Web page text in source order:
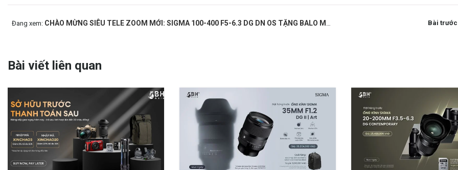
Đang xem: CHÀO MỪNG SIÊU TELE ZOOM MỚI: SIGMA 100-400 F5-6.3 DG DN OS TẶNG BALO MANFROTTO Bài trước
Bài viết liên quan